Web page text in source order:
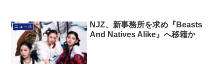
ニュース
NJZ、新事務所を求め『Beasts
And Natives Alike』へ移籍か